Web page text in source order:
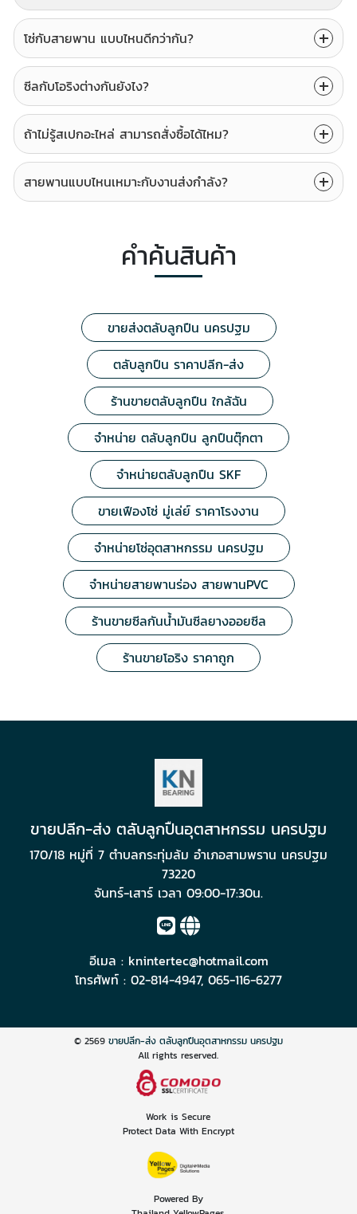
โซ่กับสายพาน แบบไหนดีกว่ากัน?
ซีลกับโอริงต่างกันยังไง?
ถ้าไม่รู้สเปกอะไหล่ สามารถสั่งซื้อได้ไหม?
สายพานแบบไหนเหมาะกับงานส่งกำลัง?
คำค้นสินค้า
ขายส่งตลับลูกปืน นครปฐม
ตลับลูกปืน ราคาปลีก-ส่ง
ร้านขายตลับลูกปืน ใกล้ฉัน
จำหน่าย ตลับลูกปืน ลูกปืนตุ๊กตา
จำหน่ายตลับลูกปืน SKF
ขายเฟืองโซ่ มู่เล่ย์ ราคาโรงงาน
จำหน่ายโซ่อุตสาหกรรม นครปฐม
จำหน่ายสายพานร่อง สายพานPVC
ร้านขายซีลกันน้ำมันซีลยางออยซีล
ร้านขายโอริง ราคาถูก
ขายปลีก-ส่ง ตลับลูกปืนอุตสาหกรรม นครปฐม
170/18 หมู่ที่ 7 ตำบลกระทุ่มล้ม อำเภอสามพราน นครปฐม
73220
จันทร์-เสาร์ เวลา 09:00-17:30น.
อีเมล : knintertec@hotmail.com
โทรศัพท์ : 02-814-4947, 065-116-6277
© 2569 ขายปลีก-ส่ง ตลับลูกปืนอุตสาหกรรม นครปฐม
All rights reserved.
Work is Secure
Protect Data With Encrypt
Powered By